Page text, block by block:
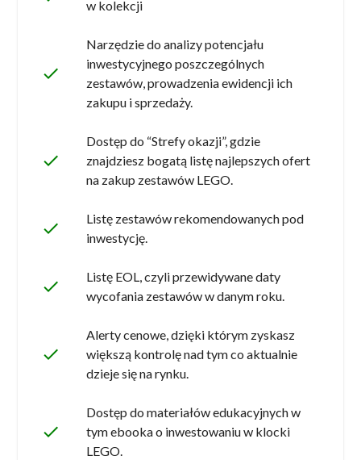
w kolekcji
done
Narzędzie do analizy potencjału
inwestycyjnego poszczególnych
zestawów, prowadzenia ewidencji ich
zakupu i sprzedaży.
done
Dostęp do “Strefy okazji”, gdzie
znajdziesz bogatą listę najlepszych ofert
na zakup zestawów LEGO.
done
Listę zestawów rekomendowanych pod
inwestycję.
done
Listę EOL, czyli przewidywane daty
wycofania zestawów w danym roku.
done
Alerty cenowe, dzięki którym zyskasz
większą kontrolę nad tym co aktualnie
dzieje się na rynku.
done
Dostęp do materiałów edukacyjnych w
tym ebooka o inwestowaniu w klocki
LEGO.